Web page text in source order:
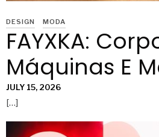
DESIGN MODA
FAYXKA:
Máquinas E
JULY 15, 2026
[…]